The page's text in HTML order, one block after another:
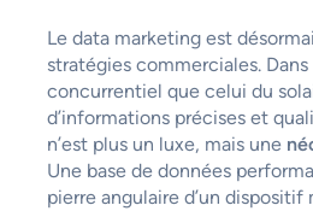
Le data marketing est
stratégies commerciales.
concurrentiel que celui du
d’informations précises et
n’est plus un luxe, mais une
Une base de données
pierre angulaire d’un